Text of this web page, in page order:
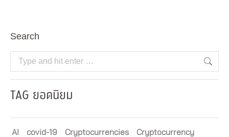
Search
Search:
TAG ยอดนิยม
AI covid-19 Cryptocurrencies
Cryptocurrency